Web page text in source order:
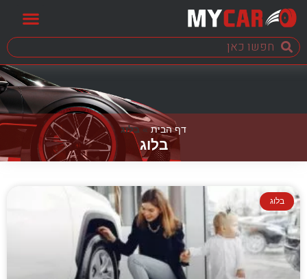
דף הבית» בלוג
בלוג
בלוג